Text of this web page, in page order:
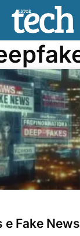
e Fake